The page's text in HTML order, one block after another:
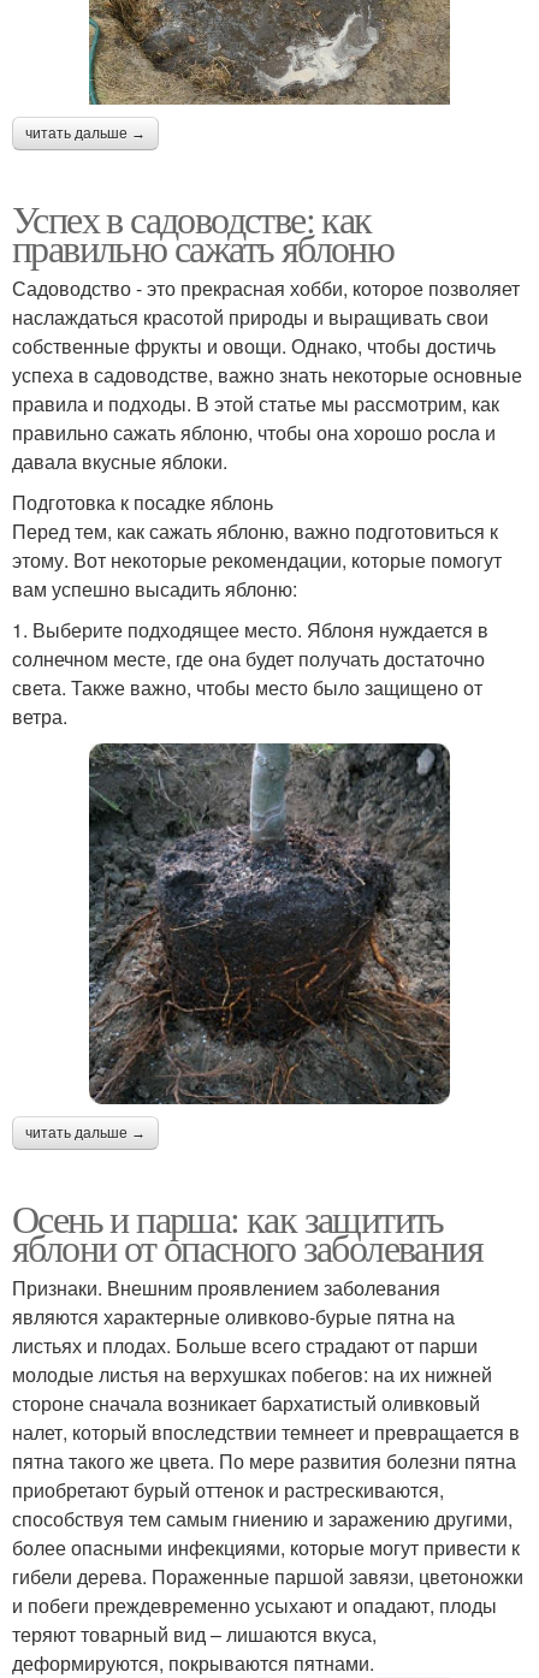
читать дальше →
Успех в садоводстве: как
правильно сажать яблоню
Садоводство - это прекрасная хобби, которое позволяет
наслаждаться красотой природы и выращивать свои
собственные фрукты и овощи. Однако, чтобы достичь
успеха в садоводстве, важно знать некоторые основные
правила и подходы. В этой статье мы рассмотрим, как
правильно сажать яблоню, чтобы она хорошо росла и
давала вкусные яблоки.
Подготовка к посадке яблонь
Перед тем, как сажать яблоню, важно подготовиться к
этому. Вот некоторые рекомендации, которые помогут
вам успешно высадить яблоню:
1. Выберите подходящее место. Яблоня нуждается в
солнечном месте, где она будет получать достаточно
света. Также важно, чтобы место было защищено от
ветра.
читать дальше →
Осень и парша: как защитить
яблони от опасного заболевания
Признаки. Внешним проявлением заболевания
являются характерные оливково-бурые пятна на
листьях и плодах. Больше всего страдают от парши
молодые листья на верхушках побегов: на их нижней
стороне сначала возникает бархатистый оливковый
налет, который впоследствии темнеет и превращается в
пятна такого же цвета. По мере развития болезни пятна
приобретают бурый оттенок и растрескиваются,
способствуя тем самым гниению и заражению другими,
более опасными инфекциями, которые могут привести к
гибели дерева. Пораженные паршой завязи, цветоножки
и побеги преждевременно усыхают и опадают, плоды
теряют товарный вид – лишаются вкуса,
деформируются, покрываются пятнами.